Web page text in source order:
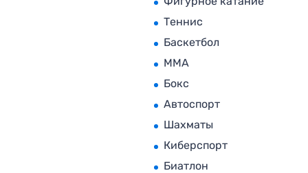
Теннис
Баскетбол
MMA
Бокс
Автоспорт
Шахматы
Киберспорт
Биатлон